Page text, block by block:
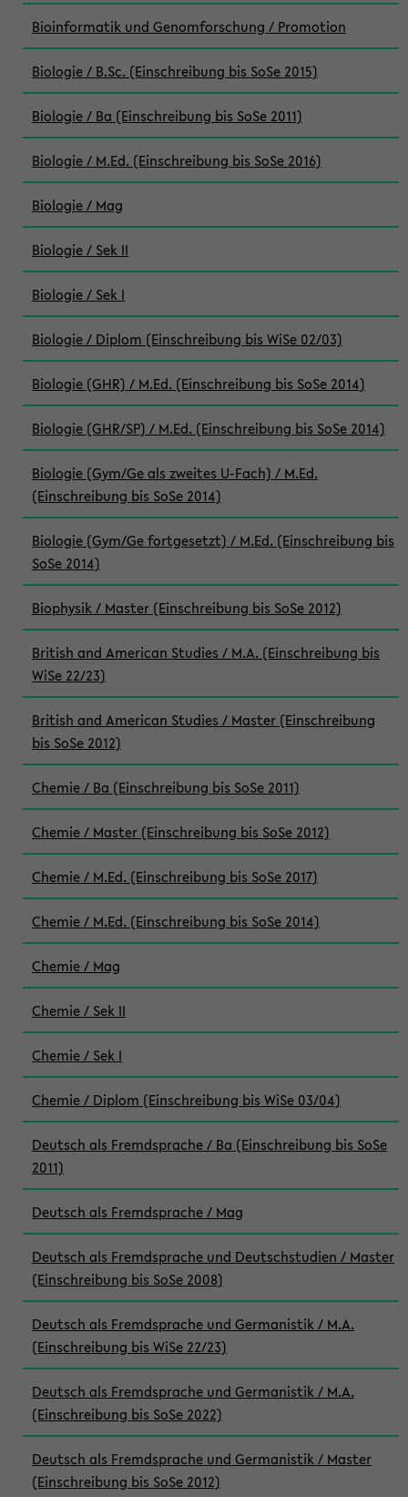
Bioinformatik und Genomforschung / Promotion
Biologie / B.Sc. (Einschreibung bis SoSe 2015)
Biologie / Ba (Einschreibung bis SoSe 2011)
Biologie / M.Ed. (Einschreibung bis SoSe 2016)
Biologie / Mag
Biologie / Sek II
Biologie / Sek I
Biologie / Diplom (Einschreibung bis WiSe 02/03)
Biologie (GHR) / M.Ed. (Einschreibung bis SoSe 2014)
Biologie (GHR/SP) / M.Ed. (Einschreibung bis SoSe 2014)
Biologie (Gym/Ge als zweites U-Fach) / M.Ed.
(Einschreibung bis SoSe 2014)
Biologie (Gym/Ge fortgesetzt) / M.Ed. (Einschreibung bis
SoSe 2014)
Biophysik / Master (Einschreibung bis SoSe 2012)
British and American Studies / M.A. (Einschreibung bis
WiSe 22/23)
British and American Studies / Master (Einschreibung
bis SoSe 2012)
Chemie / Ba (Einschreibung bis SoSe 2011)
Chemie / Master (Einschreibung bis SoSe 2012)
Chemie / M.Ed. (Einschreibung bis SoSe 2017)
Chemie / M.Ed. (Einschreibung bis SoSe 2014)
Chemie / Mag
Chemie / Sek II
Chemie / Sek I
Chemie / Diplom (Einschreibung bis WiSe 03/04)
Deutsch als Fremdsprache / Ba (Einschreibung bis SoSe
2011)
Deutsch als Fremdsprache / Mag
Deutsch als Fremdsprache und Deutschstudien / Master
(Einschreibung bis SoSe 2008)
Deutsch als Fremdsprache und Germanistik / M.A.
(Einschreibung bis WiSe 22/23)
Deutsch als Fremdsprache und Germanistik / M.A.
(Einschreibung bis SoSe 2022)
Deutsch als Fremdsprache und Germanistik / Master
(Einschreibung bis SoSe 2012)